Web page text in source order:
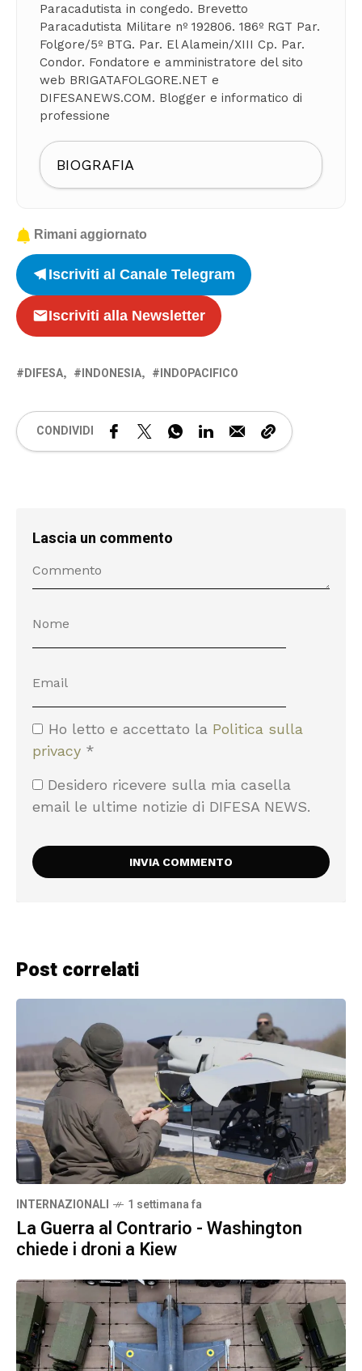
Paracadutista in congedo. Brevetto
Paracadutista Militare nº 192806. 186º RGT Par.
Folgore/5º BTG. Par. El Alamein/XIII Cp. Par.
Condor. Fondatore e amministratore del sito
web BRIGATAFOLGORE.NET e
DIFESANEWS.COM. Blogger e informatico di
professione
BIOGRAFIA
Rimani aggiornato
Iscriviti al Canale Telegram
Iscriviti alla Newsletter
DIFESA INDONESIA INDOPACIFICO
CONDIVIDI
Lascia un commento
Ho letto e accettato la Politica sulla
privacy *
Desidero ricevere sulla mia casella
email le ultime notizie di DIFESA NEWS.
Post correlati
INTERNAZIONALI 1 settimana fa
La Guerra al Contrario - Washington
chiede i droni a Kiew